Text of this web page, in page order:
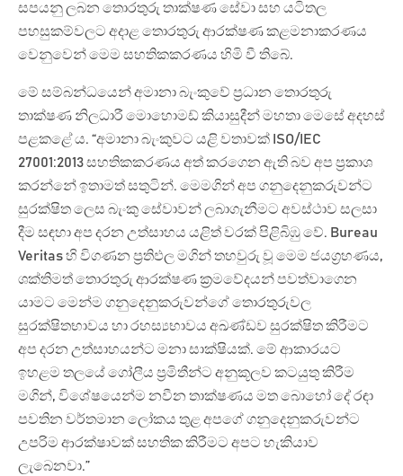
සපයනු ලබන තොරතුරු තාක්ෂණ සේවා සහ යටිතල
පහසුකම්වලට අදාළ තොරතුරු ආරක්ෂණ කළමනාකරණය
වෙනුවෙන් මෙම සහතිකකරණය හිමි වී තිබේ.
මේ සම්බන්ධයෙන් අමානා බැංකුවේ ප්‍රධාන තොරතුරු
තාක්ෂණ නිලධාරී මොහොමඩ් කියාසුදීන් මහතා මෙසේ අදහස්
පළකළේ ය. “අමානා බැංකුවට යළි වතාවක් ISO/IEC
27001:2013 සහතිකකරණය අත් කරගෙන ඇති බව අප ප්‍රකාශ
කරන්නේ ඉතාමත් සතුටින්. මෙමගින් අප ගනුදෙනුකරුවන්ට
සුරක්ෂිත ලෙස බැංකු සේවාවන් ලබාගැනීමට අවස්ථාව සලසා
දීම සඳහා අප දරන උත්සාහය යළිත් වරක් පිළිබිඹු වේ. Bureau
Veritas හි විගණන ප්‍රතිඵල මගින් තහවුරු වූ මෙම ජයග්‍රහණය,
ශක්තිමත් තොරතුරු ආරක්ෂණ ක්‍රමවේදයන් පවත්වාගෙන
යාමට මෙන්ම ගනුදෙනුකරුවන්ගේ තොරතුරුවල
සුරක්ෂිතභාවය හා රහස්‍යභාවය අඛණ්ඩව සුරක්ෂිත කිරීමට
අප දරන උත්සාහයන්ට මනා සාක්ෂියක්. මේ ආකාරයට
ඉහළම තලයේ ගෝලීය ප්‍රමිතීන්ට අනුකූලව කටයුතු කිරීම
මගින්, විශේෂයෙන්ම නවීන තාක්ෂණය මත බොහෝ දේ රඳා
පවතින වර්තමාන ලෝකය තුළ අපගේ ගනුදෙනුකරුවන්ට
උපරිම ආරක්ෂාවක් සහතික කිරීමට අපට හැකියාව
ලැබෙනවා.”